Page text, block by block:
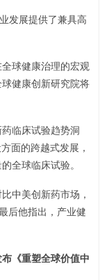
发展提供了兼具高
球健康治理的宏观
健康创新研究院将
临床试验趋势洞
面的跨越式发展，
全球临床试验。
中美创新药市场，
后他指出，产业健
《重塑全球价值中